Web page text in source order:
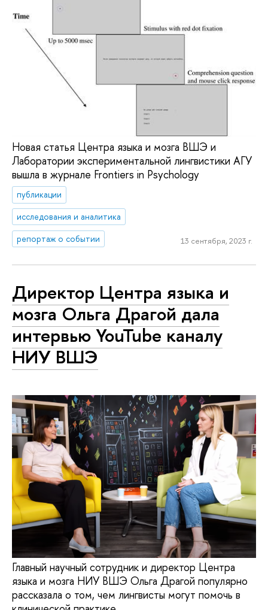
Новая статья Центра языка и мозга ВШЭ и
Лаборатории экспериментальной лингвистики АГУ
вышла в журнале Frontiers in Psychology
публикации
исследования и аналитика
репортаж о событии
13 сентября, 2023 г.
Директор Центра языка и
мозга Ольга Драгой дала
интервью YouTube каналу
НИУ ВШЭ
Главный научный сотрудник и директор Центра
языка и мозга НИУ ВШЭ Ольга Драгой популярно
рассказала о том, чем лингвисты могут помочь в